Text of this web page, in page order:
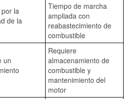
la
de la
Tiempo de marcha
ampliada con
reabastecimiento de
combustible
un
Requiere
almacenamiento de
combustible y
mantenimiento del
motor